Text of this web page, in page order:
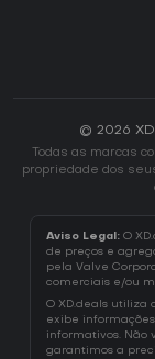
© 2026
Todas as marcas
propriedade dos
Aviso Legal: O
de preços e
pela Valve
comerciais e/ou
O XD.deals utiliza
exibe
informativos. Não
garantimos a